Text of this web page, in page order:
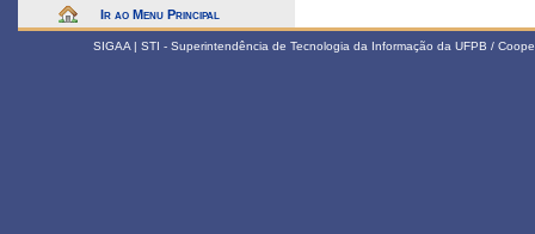
Ir ao Menu Principal
SIGAA | STI - Superintendência de Tecnologia da Informação da UFPB /